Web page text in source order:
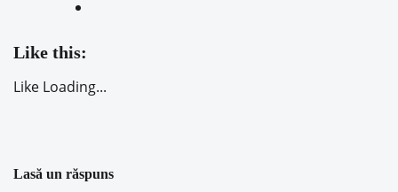
Like this:
Like Loading...
Lasă un răspuns